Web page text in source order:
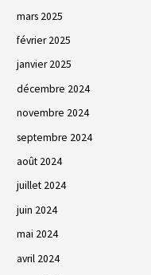
mars 2025
février 2025
janvier 2025
décembre 2024
novembre 2024
septembre 2024
août 2024
juillet 2024
juin 2024
mai 2024
avril 2024